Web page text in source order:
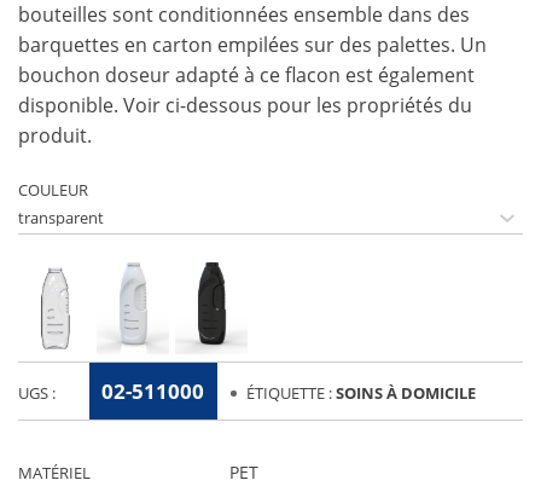
bouteilles sont conditionnées ensemble dans des
barquettes en carton empilées sur des palettes. Un
bouchon doseur adapté à ce flacon est également
disponible. Voir ci-dessous pour les propriétés du
produit.
MATÉRIEL PET
COULEUR
UGS : 02-511000 ÉTIQUETTE :SOINS À DOMICILE